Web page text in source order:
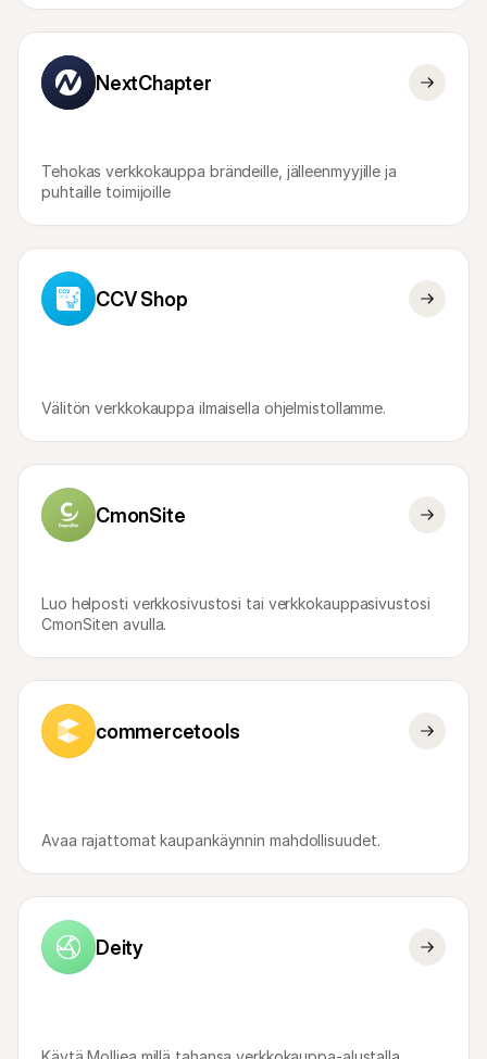
NextChapter
Tehokas verkkokauppa brändeille, jälleenmyyjille ja
puhtaille toimijoille
CCV Shop
Välitön verkkokauppa ilmaisella ohjelmistollamme.
CmonSite
Luo helposti verkkosivustosi tai verkkokauppasivustosi
CmonSiten avulla.
commercetools
Avaa rajattomat kaupankäynnin mahdollisuudet.
Deity